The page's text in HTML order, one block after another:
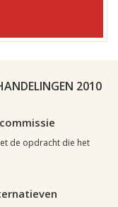
2010
de opdracht die het